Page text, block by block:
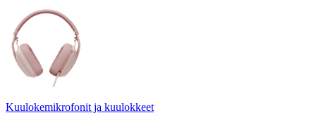
Kuulokemikrofonit ja kuulokkeet